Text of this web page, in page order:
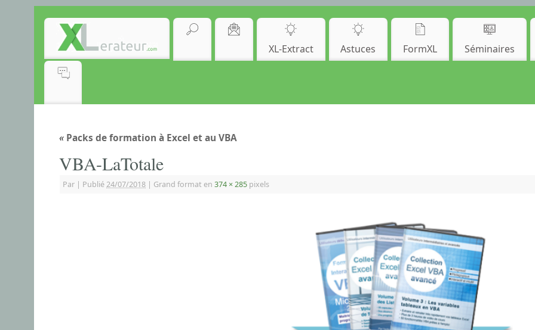
XL-Extract Astuces FormXL Séminaires
« Packs de formation à Excel et au VBA
VBA-LaTotale
Par | Publié24/07/2018 | Grand format en 374 × 285 pixels